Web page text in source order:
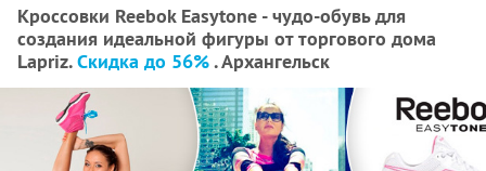
Кроссовки Reebok Easytone - чудо-обувь для
создания идеальной фигуры от торгового дома
Lapriz.Скидка до 56%. Архангельск